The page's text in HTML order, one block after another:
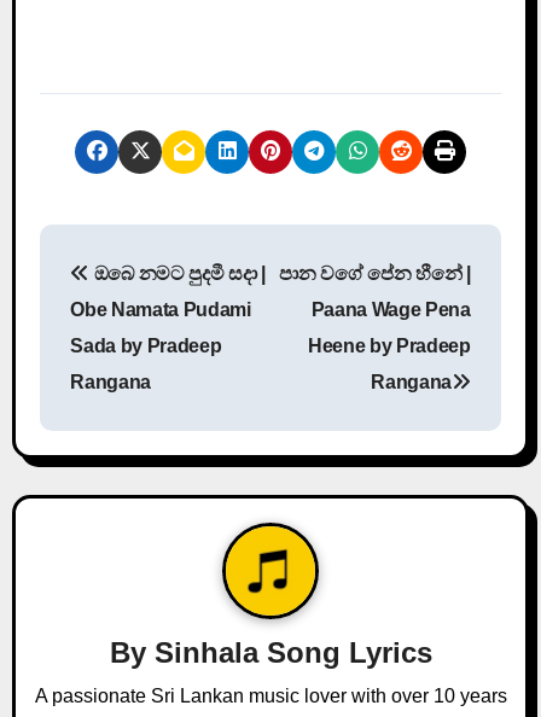
n
a
a
ඔබෙ නමට පුදමී සදා |
Obe Namata Pudami
Sada by Pradeep
Rangana
පාන වගේ පේන හීනේ |
Paana Wage Pena
Heene by Pradeep
Rangana
By Sinhala Song Lyrics
A passionate Sri Lankan music lover with over 10 years